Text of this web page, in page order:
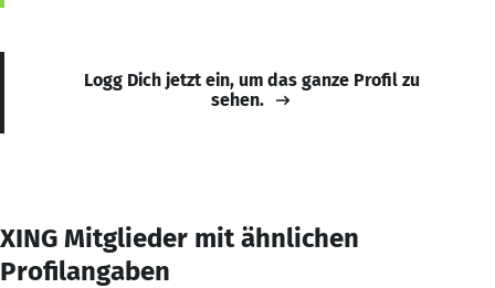
Logg Dich jetzt ein, um das ganze Profil zu
sehen.
XING Mitglieder mit ähnlichen
Profilangaben